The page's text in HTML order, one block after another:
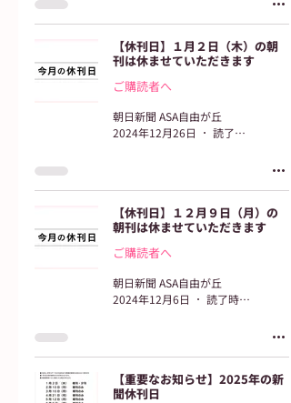
【休刊日】１月２日（木）の朝
刊は休ませていただきます
ご購読者へ
朝日新聞 ASA自由が丘
2024年12月26日
読了時間: 2分
【休刊日】１２月９日（月）の
朝刊は休ませていただきます
ご購読者へ
朝日新聞 ASA自由が丘
2024年12月6日
読了時間: 2分
【重要なお知らせ】2025年の新
聞休刊日